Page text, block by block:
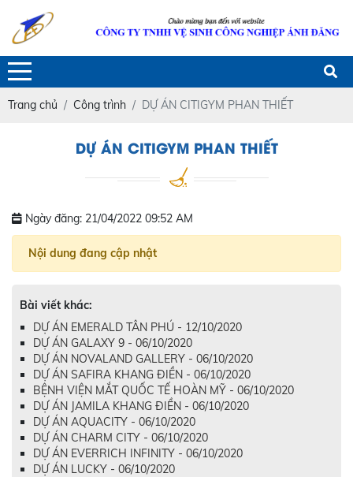
Trang chủ Công trình DỰ ÁN CITIGYM PHAN THIẾT
DỰ ÁN CITIGYM PHAN THIẾT
Ngày đăng: 21/04/2022 09:52 AM
Nội dung đang cập nhật
Bài viết khác:
DỰ ÁN EMERALD TÂN PHÚ - 12/10/2020
DỰ ÁN GALAXY 9 - 06/10/2020
DỰ ÁN NOVALAND GALLERY - 06/10/2020
DỰ ÁN SAFIRA KHANG ĐIỀN - 06/10/2020
BỆNH VIỆN MẮT QUỐC TẾ HOÀN MỸ - 06/10/2020
DỰ ÁN JAMILA KHANG ĐIỀN - 06/10/2020
DỰ ÁN AQUACITY - 06/10/2020
DỰ ÁN CHARM CITY - 06/10/2020
DỰ ÁN EVERRICH INFINITY - 06/10/2020
DỰ ÁN LUCKY - 06/10/2020